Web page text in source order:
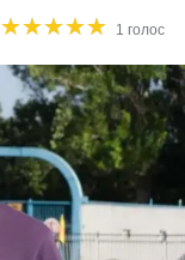
★★★★★
★★★★★ 1 голос